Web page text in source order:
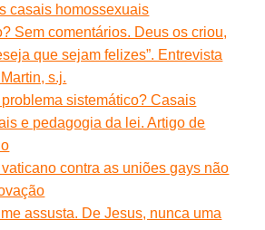
casais homossexuais
Sem comentários. Deus os criou,
que sejam felizes”. Entrevista
s.j.
sistemático? Casais
e pedagogia da lei. Artigo de
contra as uniões gays não
assusta. De Jesus, nunca uma